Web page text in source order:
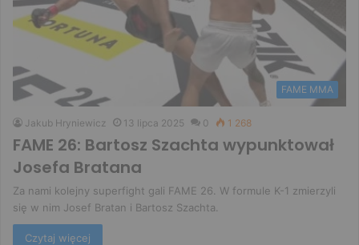
FAME MMA
Jakub Hryniewicz 13 lipca 2025 0 1 268
FAME 26: Bartosz Szachta wypunktował
Josefa Bratana
Za nami kolejny superfight gali FAME 26. W formule K-1 zmierzyli
się w nim Josef Bratan i Bartosz Szachta.
Czytaj więcej